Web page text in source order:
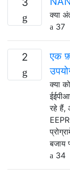
क्या
37
2
एक
क्या
रहे हैं,
बजाय
34